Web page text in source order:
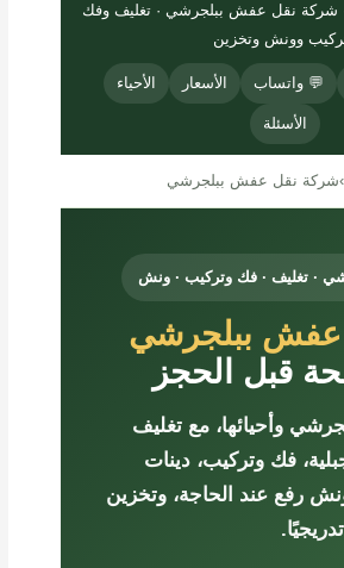
شركة نقل عفش ببلجرشي · تغليف وفك
وونش وتخزين
💬 واتساب الأسعار الأحياء
الأسئلة
›شركة نقل عفش ببلجرشي
· تغليف · فك وتركيب · ونش
عفش ببلجرشي
قبل الحجز
وأحيائها، مع تغليف
فك وتركيب، دينات
رفع عند الحاجة، وتخزين